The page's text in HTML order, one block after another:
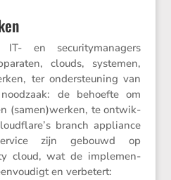
en securi­ty­ma­na­gers
clouds, systemen,
ter onder­steu­ning van
de behoefte om
(samen)werken, te ontwik­
branch appli­ance
zijn gebouwd op
cloud, wat de imple­men­
en verbetert: